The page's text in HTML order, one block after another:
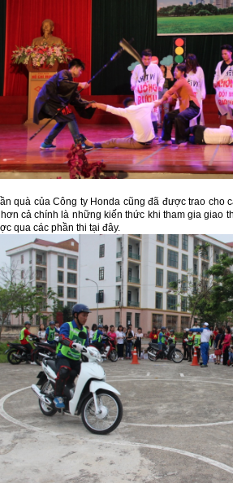
quà của Công ty Honda cũng đã được trao
cả chính là những kiến thức khi tham gia giao
qua các phần thi tại đây.